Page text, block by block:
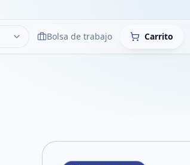
LimpiarBolsa de trabajo Carrito
Compartir producto
Compartir por WhatsApp